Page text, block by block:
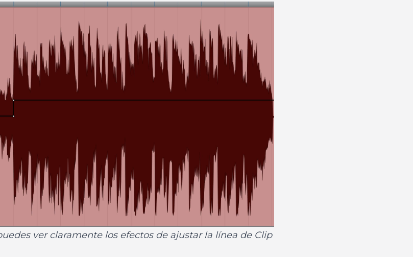
ver claramente los efectos de ajustar la línea de Clip